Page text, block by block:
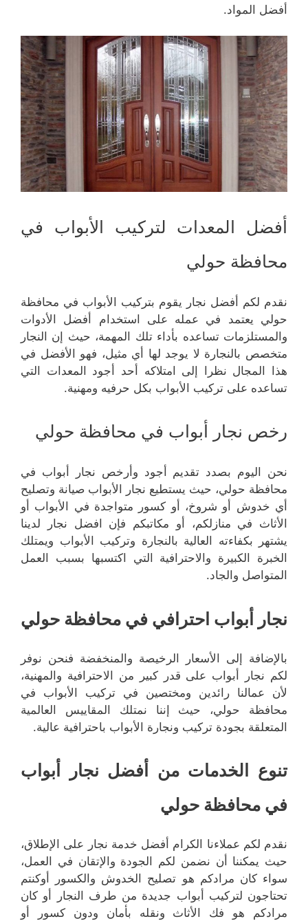
أفضل المواد.
أفضل المعدات لتركيب الأبواب في
محافظة حولي
نقدم لكم أفضل نجار يقوم بتركيب الأبواب في محافظة
حولي يعتمد في عمله على استخدام أفضل الأدوات
والمستلزمات تساعده بأداء تلك المهمة، حيث إن النجار
متخصص بالنجارة لا يوجد لها أي مثيل، فهو الأفضل في
هذا المجال نظرا إلى امتلاكه أحد أجود المعدات التي
تساعده على تركيب الأبواب بكل حرفيه ومهنية.
رخص نجار أبواب في محافظة حولي
نحن اليوم بصدد تقديم أجود وأرخص نجار أبواب في
محافظة حولي، حيث يستطيع نجار الأبواب صيانة وتصليح
أي خدوش أو شروخ، أو كسور متواجدة في الأبواب أو
الأثاث في منازلكم، أو مكاتبكم فإن افضل نجار لدينا
يشتهر بكفاءته العالية بالنجارة وتركيب الأبواب ويمتلك
الخبرة الكبيرة والاحترافية التي اكتسبها بسبب العمل
المتواصل والجاد.
نجار أبواب احترافي في محافظة حولي
بالإضافة إلى الأسعار الرخيصة والمنخفضة فنحن نوفر
لكم نجار أبواب على قدر كبير من الاحترافية والمهنية،
لأن عمالنا رائدين ومختصين في تركيب الأبواب في
محافظة حولي، حيث إننا نمتلك المقاييس العالمية
المتعلقة بجودة تركيب ونجارة الأبواب باحترافية عالية.
تنوع الخدمات من أفضل نجار أبواب
في محافظة حولي
نقدم لكم عملاءنا الكرام أفضل خدمة نجار على الإطلاق،
حيث يمكننا أن نضمن لكم الجودة والإتقان في العمل،
سواء كان مرادكم هو تصليح الخدوش والكسور أوكنتم
تحتاجون لتركيب أبواب جديدة من طرف النجار أو كان
مرادكم هو فك الأثاث ونقله بأمان ودون كسور أو